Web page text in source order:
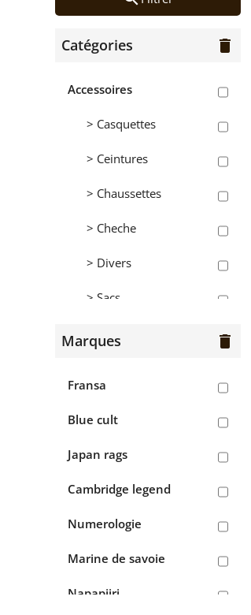
Catégories delete
Accessoires
> Casquettes
> Ceintures
> Chaussettes
> Cheche
> Divers
> Sacs
Hommes
Marques delete
Fransa
Blue cult
Japan rags
Cambridge legend
Numerologie
Marine de savoie
Napapijri